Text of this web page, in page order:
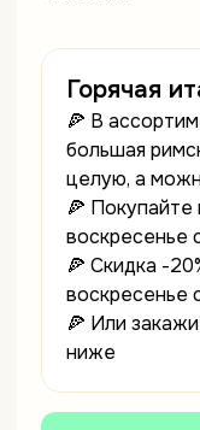
Горячая
🍕 В
большая
целую, а
🍕 Покупайте
воскресенье
🍕 Скидка -
воскресенье
🍕 Или
ниже